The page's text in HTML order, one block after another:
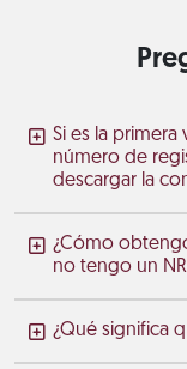
Si es la
número de
descargar la
¿Cómo
no tengo un
¿Qué significa